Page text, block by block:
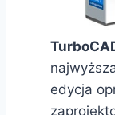
edycja